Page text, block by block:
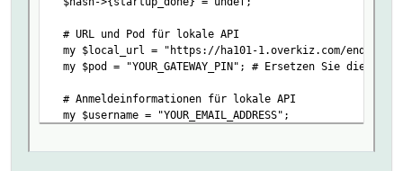
# URL und Pod für lokale API
my $local_url = "https://ha101-1.overkiz.com/enduser-
my $pod = "YOUR_GATEWAY_PIN"; # Ersetzen Sie dies
# Anmeldeinformationen für lokale API
my $username = "YOUR_EMAIL_ADDRESS";